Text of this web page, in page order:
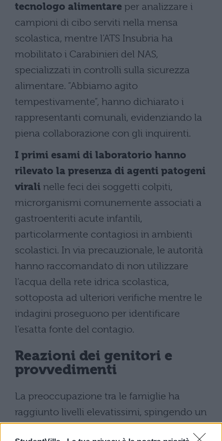
tecnologo alimentare per analizzare i
campioni di cibo serviti nella mensa
scolastica, mentre l’ATS Insubria ha
mobilitato i Carabinieri del NAS,
specializzati in controlli sulla sicurezza
alimentare. “Abbiamo agito
tempestivamente”, hanno dichiarato i
rappresentanti comunali, evidenziando la
piena collaborazione con gli inquirenti.
I primi esami di laboratorio hanno
rilevato la presenza di agenti patogeni
virali nelle feci dei soggetti colpiti,
microrganismi comunemente associati a
gastroenteriti acute infantili,
particolarmente contagiosi in ambienti
scolastici. In via precauzionale, le autorità
hanno raccomandato di non utilizzare
l’acqua della rete idrica scolastica,
sottoposta ad ulteriori verifiche mentre le
indagini proseguono per identificare
l’esatta fonte del contagio.
Reazioni dei genitori e
provvedimenti
La preoccupazione tra le famiglie ha
raggiunto livelli elevatissimi, spingendo un